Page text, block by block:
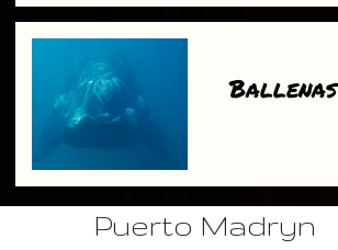
Ballenas
Puerto Madryn